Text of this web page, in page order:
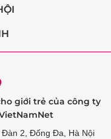
giới trẻ của công ty
Đàn 2, Đống Đa, Hà Nội